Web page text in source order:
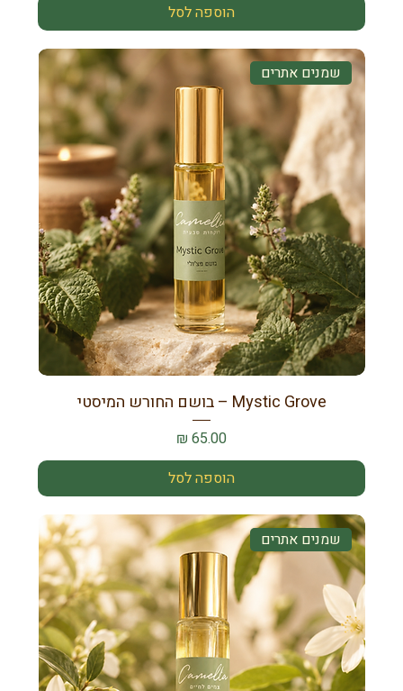
הוספה לסל
שמנים אתרים
Mystic Grove – בושם החורש המיסטי
מחיר
הוספה לסל
שמנים אתרים